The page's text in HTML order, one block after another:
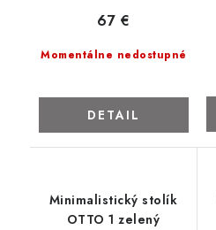
Momentálne nedostupné
67 €
DETAIL
Minimalistický stolík
OTTO 1 zelený